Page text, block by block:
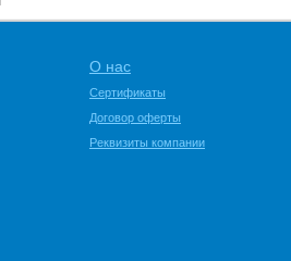
О нас
Сертификаты
Договор оферты
Реквизиты компании